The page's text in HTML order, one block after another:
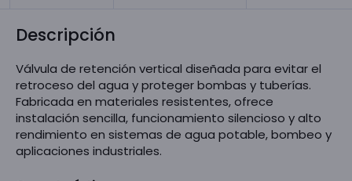
Descripción
Válvula de retención vertical diseñada para evitar el
retroceso del agua y proteger bombas y tuberías.
Fabricada en materiales resistentes, ofrece
instalación sencilla, funcionamiento silencioso y alto
rendimiento en sistemas de agua potable, bombeo y
aplicaciones industriales.